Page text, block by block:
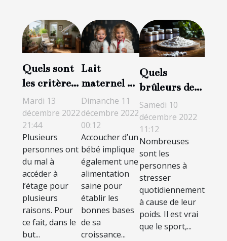
Quels sont
les critères
de choix
d’un
fauteuil
monte
escalier ?
Mardi 13
décembre 2022
21:44
Plusieurs
personnes ont
du mal à
accéder à
l’étage pour
plusieurs
raisons. Pour
ce fait, dans le
but...
Lait
maternel ou
lait
artificiel :
lequel
choisir
pour son
bébé ?
Dimanche 11
décembre 2022
00:12
Accoucher d’un
bébé implique
également une
alimentation
saine pour
établir les
bonnes bases
de sa
croissance...
Quels
brûleurs de
graisse
utiliser pour
garder la
forme ?
Samedi 10
décembre 2022
11:12
Nombreuses
sont les
personnes à
stresser
quotidiennement
à cause de leur
poids. Il est vrai
que le sport,...